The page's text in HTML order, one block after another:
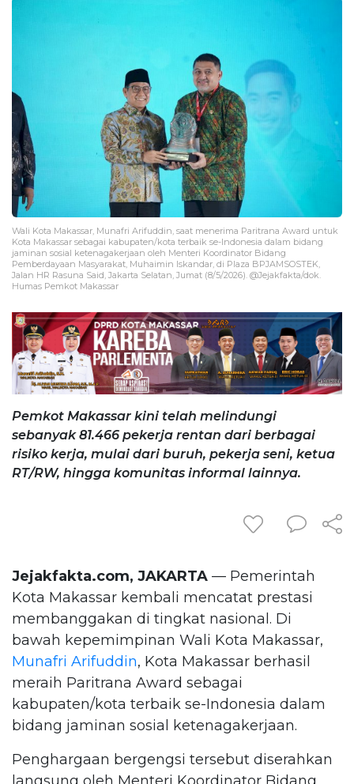
Wali Kota Makassar, Munafri Arifuddin, saat menerima Paritrana Award untuk
Kota Makassar sebagai kabupaten/kota terbaik se-Indonesia dalam bidang
jaminan sosial ketenagakerjaan oleh Menteri Koordinator Bidang
Pemberdayaan Masyarakat, Muhaimin Iskandar, di Plaza BPJAMSOSTEK,
Jalan HR Rasuna Said, Jakarta Selatan, Jumat (8/5/2026). @Jejakfakta/dok.
Humas Pemkot Makassar
Pemkot Makassar kini telah melindungi
sebanyak 81.466 pekerja rentan dari berbagai
risiko kerja, mulai dari buruh, pekerja seni, ketua
RT/RW, hingga komunitas informal lainnya.
Jejakfakta.com, JAKARTA — Pemerintah
Kota Makassar kembali mencatat prestasi
membanggakan di tingkat nasional. Di
bawah kepemimpinan Wali Kota Makassar,
Munafri Arifuddin, Kota Makassar berhasil
meraih Paritrana Award sebagai
kabupaten/kota terbaik se-Indonesia dalam
bidang jaminan sosial ketenagakerjaan.
Penghargaan bergengsi tersebut diserahkan